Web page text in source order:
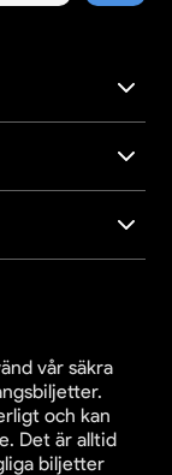
vår säkra
och kan
Det är alltid
biljetter